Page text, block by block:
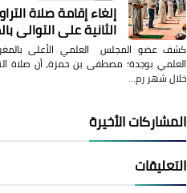
إلغاء إقامة صلاة
الثانية على التوالي
كشف عضو المجلس العلمي الأعلى
العلمي بوجدة؛ مصطفى بن حمزة، أن صلاة
خلال شهر رم…
المشاركات الأخيرة
التعليقات